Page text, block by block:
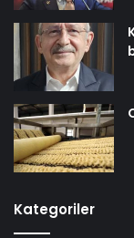
Kategoriler